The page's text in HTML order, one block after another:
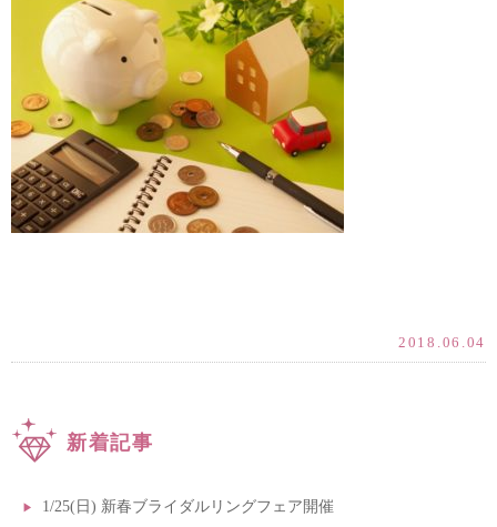
2018.06.04
新着記事
1/25(日) 新春ブライダルリングフェア開催